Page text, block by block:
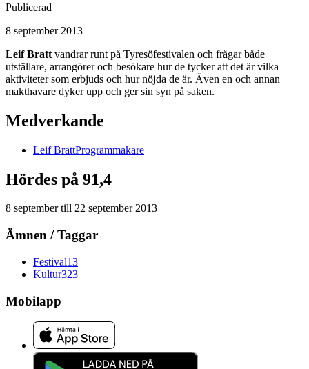
Publicerad
8 september 2013
Leif Bratt vandrar runt på Tyresöfestivalen och frågar både
utställare, arrangörer och besökare hur de tycker att det är vilka
aktiviteter som erbjuds och hur nöjda de är. Även en och annan
makthavare dyker upp och ger sin syn på saken.
Medverkande
Leif BrattProgrammakare
Hördes på 91,4
8 septembertill 22 september 2013
Ämnen / Taggar
Festival13
Kultur323
Mobilapp